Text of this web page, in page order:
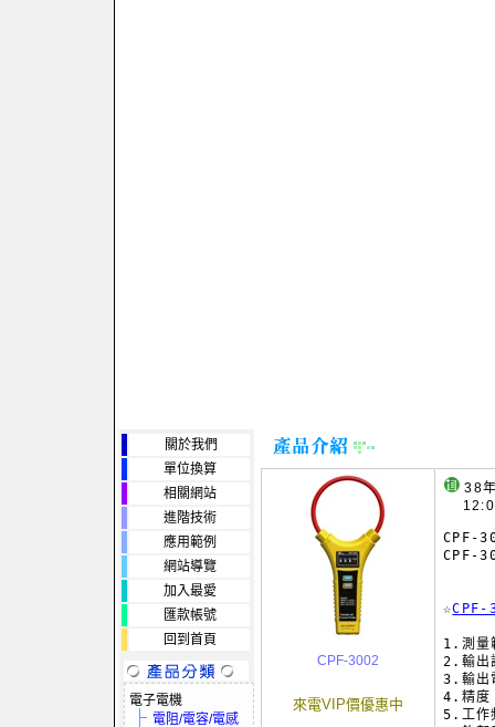
關於我們
單位換算
相關網站
進階技術
應用範例
網站導覽
加入最愛
匯款帳號
回到首頁
電子電機
電阻/電容/電感
CPF-3002
來電VIP價優惠中
38
12:00
CPF-
CPF-
☆CPF-
1.測量
2.輸出
3.輸出
4.精度
5.工作